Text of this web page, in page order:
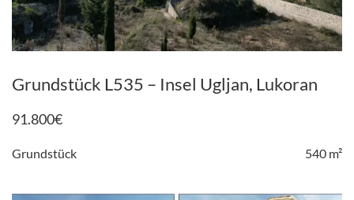
Grundstück L535 – Insel Ugljan, Lukoran
91.800€
Grundstück 540 m²